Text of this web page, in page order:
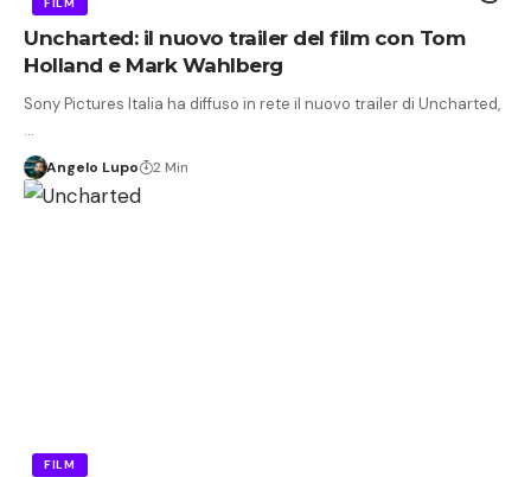
FILM
Uncharted: il nuovo trailer del film con Tom
Holland e Mark Wahlberg
Sony Pictures Italia ha diffuso in rete il nuovo trailer di Uncharted,
…
Angelo Lupo 2 Min
FILM